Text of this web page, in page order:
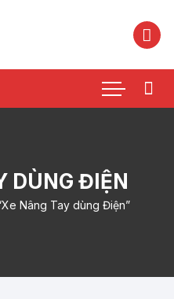
DÙNG ĐIỆN
Nâng Tay dùng Điện”